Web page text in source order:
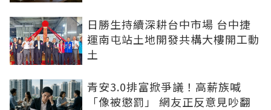
日勝生持續深耕台中市場 台中捷
運南屯站土地開發共構大樓開工動
土
青安3.0排富掀爭議！高薪族喊
「像被懲罰」 網友正反意見吵翻